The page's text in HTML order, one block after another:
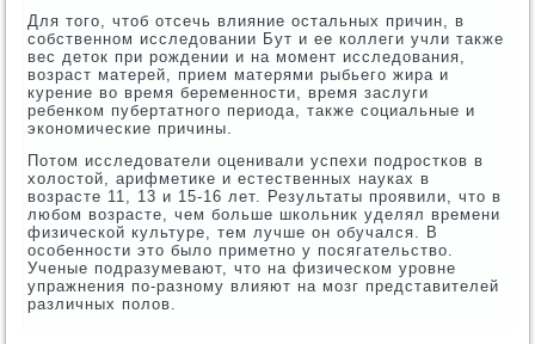
Для того, чтоб отсечь влияние остальных причин, в
собственном исследовании Бут и ее коллеги учли также
вес деток при рождении и на момент исследования,
возраст матерей, прием матерями рыбьего жира и
курение во время беременности, время заслуги
ребенком пубертатного периода, также социальные и
экономические причины.
Потом исследователи оценивали успехи подростков в
холостой, арифметике и естественных науках в
возрасте 11, 13 и 15-16 лет. Результаты проявили, что в
любом возрасте, чем больше школьник уделял времени
физической культуре, тем лучше он обучался. В
особенности это было приметно у посягательство.
Ученые подразумевают, что на физическом уровне
упражнения по-разному влияют на мозг представителей
различных полов.